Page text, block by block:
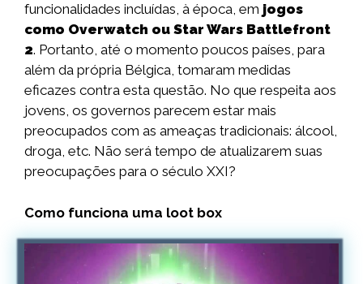
funcionalidades incluídas, à época, em jogos
como Overwatch ou Star Wars Battlefront
2. Portanto, até o momento poucos países, para
além da própria Bélgica, tomaram medidas
eficazes contra esta questão. No que respeita aos
jovens, os governos parecem estar mais
preocupados com as ameaças tradicionais: álcool,
droga, etc. Não será tempo de atualizarem suas
preocupações para o século XXI?
Como funciona uma loot box